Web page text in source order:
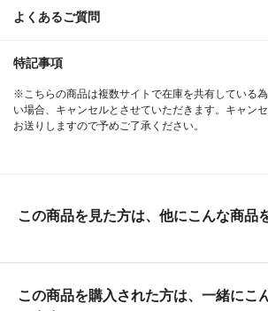
よくあるご質問
特記事項
※こちらの商品は複数サイトで在庫を共有している
い場合、キャンセルとさせていただきます。キャン
お送りしますので予めご了承ください。
この商品を見た方は、他にこんな商品
この商品を購入された方は、一緒にこ